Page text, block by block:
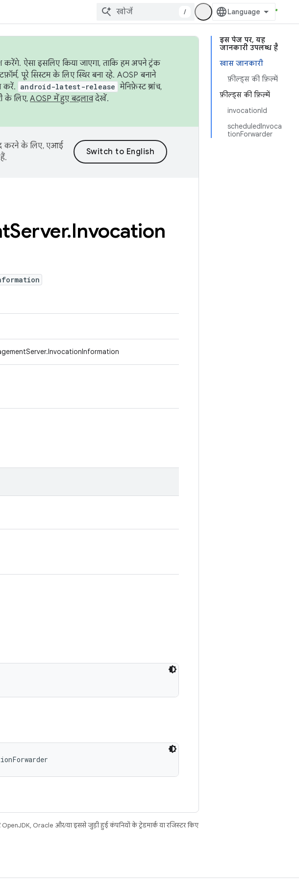
/
इस पेज पर, यह
जानकारी उपलब्ध है
खास जानकारी
फ़ील्ड्स की फ़िल्में
फ़ील्ड्स की फ़िल्में
invocationId
scheduledInvoca
tionForwarder
करेंगे. ऐसा इसलिए किया जाएगा, ताकि हम अपने ट्रंक
पूरे सिस्टम के लिए स्थिर बना रहे. AOSP बनाने
करें. android-latest-release मेनिफ़ेस्ट ब्रांच,
के लिए,AOSP में हुए बदलावदेखें.
करने के लिए, एआई
Server.Invocation
Oracle और/या इससे जुड़ी हुई कंपनियों के ट्रेडमार्क या रजिस्टर किए